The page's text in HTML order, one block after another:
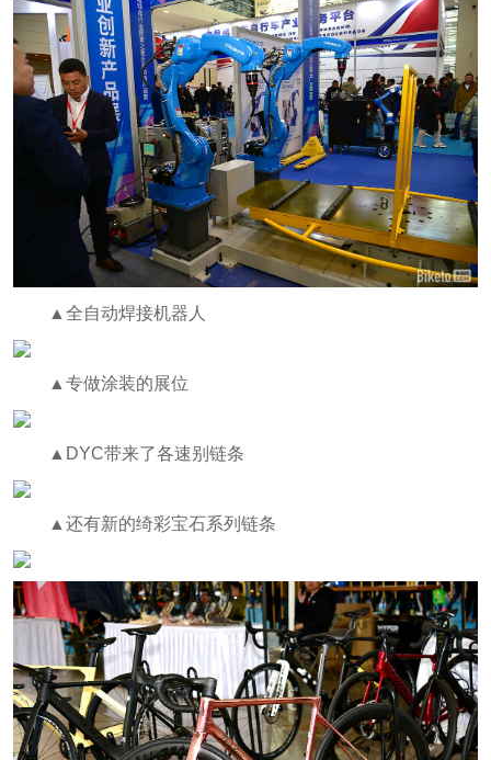
▲全自动焊接机器人
▲专做涂装的展位
▲DYC带来了各速别链条
▲还有新的绮彩宝石系列链条